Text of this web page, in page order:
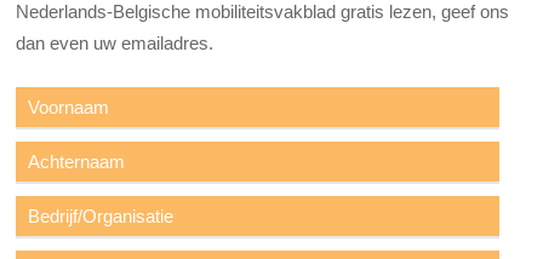
Nederlands-Belgische mobiliteitsvakblad gratis lezen, geef ons
dan even uw emailadres.